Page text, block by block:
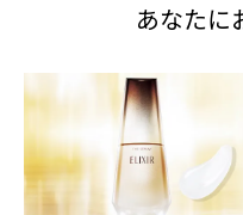
あなたに